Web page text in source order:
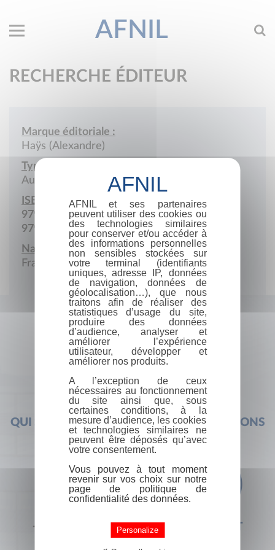
AFNIL
RECHERCHE ÉDITEUR
Marque éditoriale :
Haÿs (Alexandre)
Type de société :
Auto-édition
ISBN :
979-10-415-0386-5
979-10-415-3675-7
Nationalité :
France
QUI SOMMES-NOUS ?FOIRE AUX QUESTIONS
+33 (0) 1 44 41 29 19 CONTACT
AFNIL et ses partenaires
peuvent utiliser des cookies ou
des technologies similaires
pour conserver et/ou accéder à
des informations personnelles
non sensibles stockées sur
votre terminal (identifiants
uniques, adresse IP, données
de navigation, données de
géolocalisation…), que nous
traitons afin de réaliser des
statistiques d’usage du site,
produire des données
d’audience, analyser et
améliorer l’expérience
utilisateur, développer et
améliorer nos produits.
A l’exception de ceux
nécessaires au fonctionnement
du site ainsi que, sous
certaines conditions, à la
mesure d’audience, les cookies
et technologies similaires ne
peuvent être déposés qu’avec
votre consentement.
Vous pouvez à tout moment
revenir sur vos choix sur notre
page de politique de
confidentialité des données.
Personalize